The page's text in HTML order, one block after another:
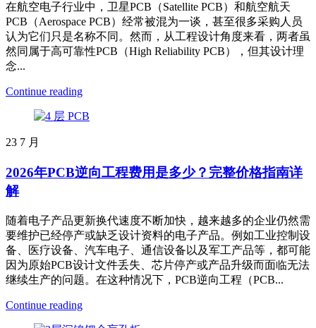
在航空电子行业中，卫星PCB（Satellite PCB）和航空航天
PCB（Aerospace PCB）经常被混为一谈，甚至很多采购人员
认为它们只是名称不同。然而，从工程设计角度来看，两者虽
然同属于高可靠性PCB（High Reliability PCB），但其设计理
念...
Continue reading
23 7 月
2026年PCB逆向工程费用是多少？完整价格指南详
解
随着电子产品更新换代速度不断加快，越来越多的企业仍然需
要维护已经停产或缺乏设计资料的电子产品。例如工业控制设
备、医疗设备、汽车电子、通信设备以及军工产品等，都可能
因为原始PCB设计文件丢失、芯片停产或产品升级而面临无法
继续生产的问题。在这种情况下，PCB逆向工程（PCB...
Continue reading